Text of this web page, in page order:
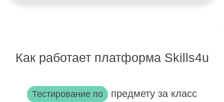
Как работает платформа Skills4u
Тестирование по предмету за класс